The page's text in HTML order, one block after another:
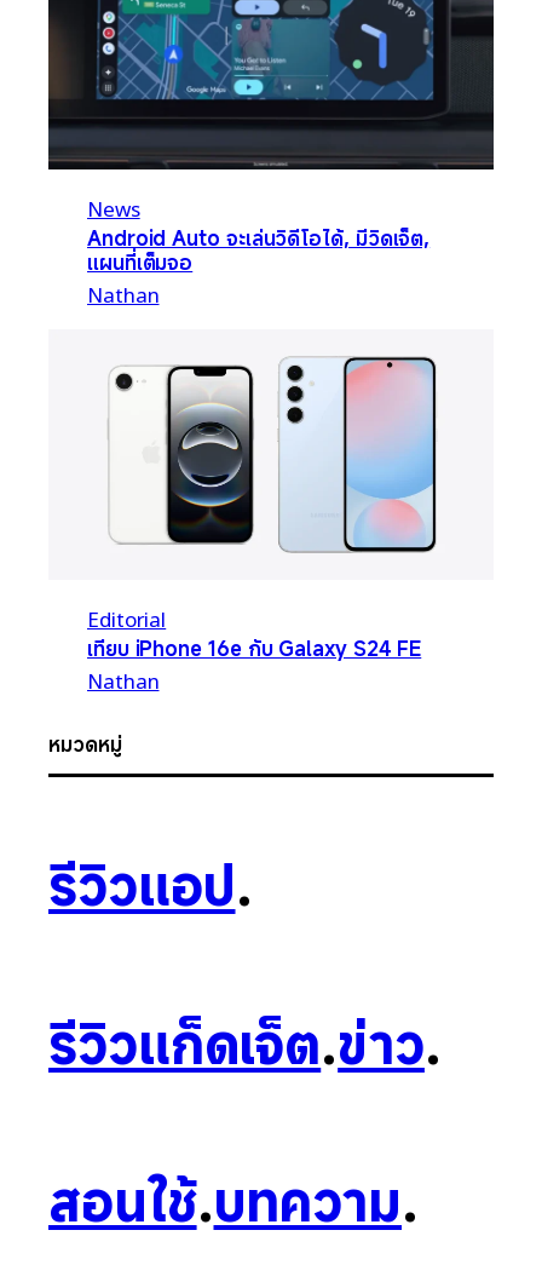
News
Android Auto จะเล่นวิดีโอได้, มีวิดเจ็ต,
แผนที่เต็มจอ
Nathan
Editorial
เทียบ iPhone 16e กับ Galaxy S24 FE
Nathan
หมวดหมู่
รีวิวแอป.
รีวิวแก็ดเจ็ต.ข่าว.
สอนใช้.บทความ.